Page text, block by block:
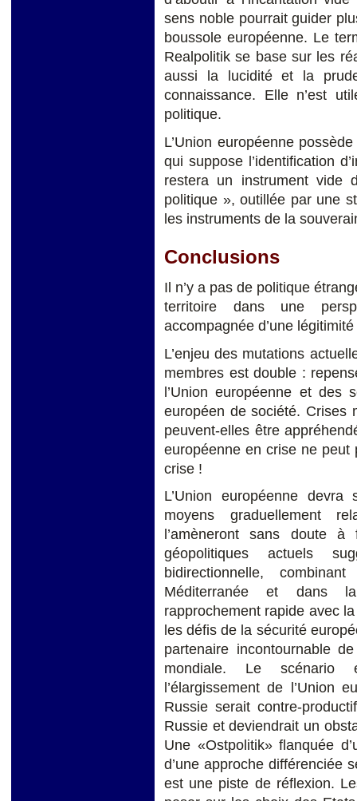
sens noble pourrait guider
boussole européenne. Le
Realpolitik se base sur les
aussi la lucidité et la
connaissance. Elle n’est
politique.
L’Union européenne
qui suppose l’identification
restera un instrument vide
politique », outillée par une
les instruments de la
Conclusions
Il n’y a pas de politique
territoire dans une
accompagnée d’une
L’enjeu des mutations
membres est double :
l’Union européenne et des
européen de société. Crises
peuvent-elles être
européenne en crise ne peut
crise !
L’Union européenne
moyens graduellement
l’amèneront sans doute
géopolitiques actuels
bidirectionnelle,
Méditerranée et dans
rapprochement rapide avec
les défis de la sécurité
partenaire incontournable
mondiale. Le scénario
l’élargissement de l’Union
Russie serait contre-
Russie et deviendrait un
Une «Ostpolitik» flanquée
d’une approche différenciée
est une piste de réflexion.